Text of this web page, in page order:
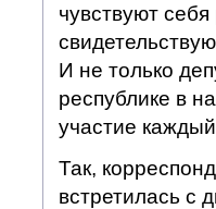
чувствуют
И не только
республике в
участие
Так,
встретилась с